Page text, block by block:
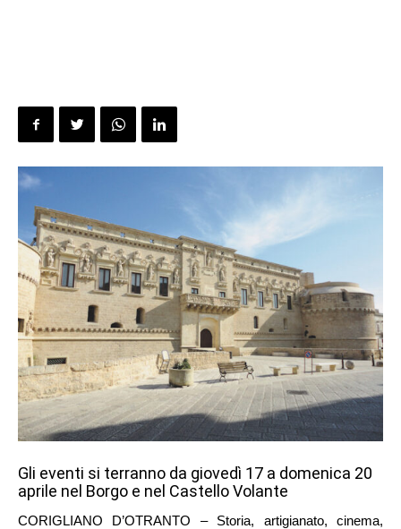
Gli eventi si terranno da giovedì 17 a domenica 20
aprile nel Borgo e nel Castello Volante
CORIGLIANO D’OTRANTO – Storia, artigianato, cinema,